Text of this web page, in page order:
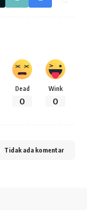
Dead
0
Wink
0
Tidak ada komentar